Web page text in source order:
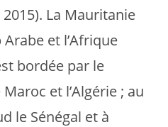
La Mauritanie
et l’Afrique
bordée par le
et l’Algérie ; au
le Sénégal et à